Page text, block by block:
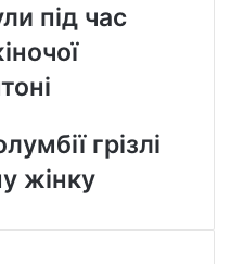
під час
грізлі
жінку